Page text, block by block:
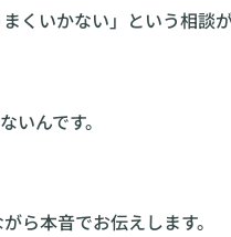
くいかない」という相談が
んです。
ら本音でお伝えします。